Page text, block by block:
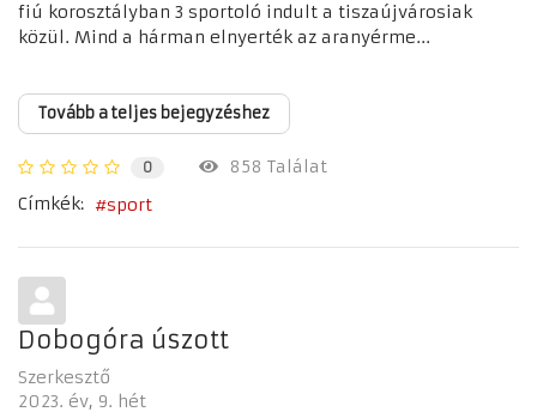
fiú korosztályban 3 sportoló indult a tiszaújvárosiak
közül. Mind a hárman elnyerték az aranyérme...
Tovább a teljes bejegyzéshez
0
858 Találat
Címkék:
sport
Dobogóra úszott
Szerkesztő
2023. év 9. hét